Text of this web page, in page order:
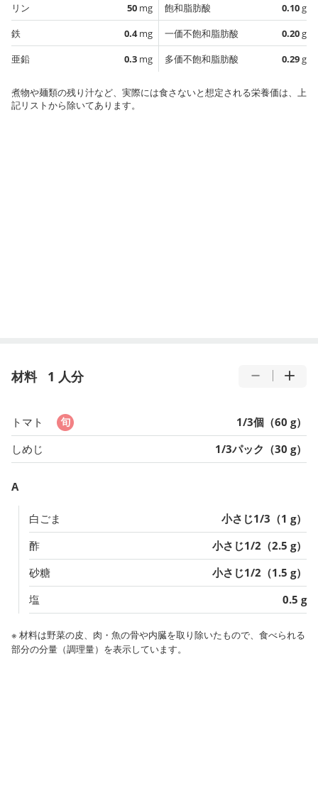
リン
50 mg
鉄
0.4mg
亜鉛
0.3 mg
飽和脂肪酸
0.10g
一価不飽和脂肪酸
0.20g
多価不飽和脂肪酸
0.29g
煮物や麺類の残り汁など、実際には食さないと想定される栄養価は、上
記リストから除いてあります。
材料 1 人分
トマト
1/3個（60 g）
しめじ
1/3パック（30 g）
A
白ごま
小さじ1/3（1 g）
酢
小さじ1/2（2.5 g）
砂糖
小さじ1/2（1.5 g）
塩
0.5 g
※ 材料は野菜の皮、肉・魚の骨や内臓を取り除いたもので、食べられる
部分の分量（調理量）を表示しています。